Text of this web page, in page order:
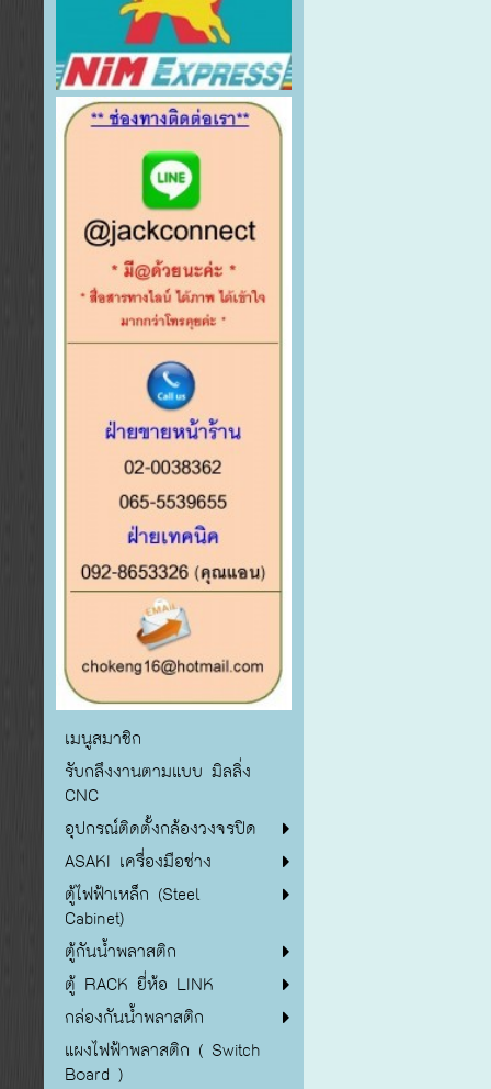
เมนูสมาชิก
รับกลึงงานตามแบบ มิลลิ่ง
CNC
อุปกรณ์ติดตั้งกล้องวงจรปิด
ASAKI เครื่องมือช่าง
ตู้ไฟฟ้าเหล็ก (Steel
Cabinet)
ตู้กันน้ำพลาสติก
ตู้ RACK ยี่ห้อ LINK
กล่องกันน้ำพลาสติก
แผงไฟฟ้าพลาสติก ( Switch
Board )